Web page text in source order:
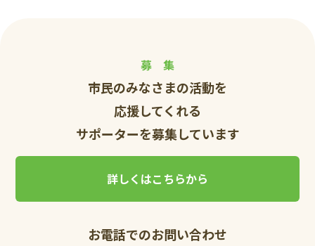
募 集
市民のみなさまの活動を
応援してくれる
サポーターを募集しています
詳しくはこちらから
お電話でのお問い合わせ